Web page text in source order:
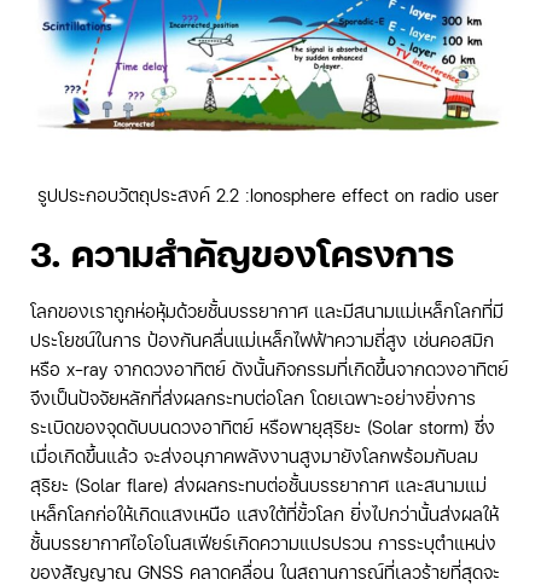
รูปประกอบวัตถุประสงค์ 2.2 :Ionosphere effect on radio user
3. ความสำคัญของโครงการ
โลกของเราถูกห่อหุ้มด้วยชั้นบรรยากาศ และมีสนามแม่เหล็กโลกที่มี
ประโยชน์ในการ ป้องกันคลื่นแม่เหล็กไฟฟ้าความถี่สูง เช่นคอสมิก
หรือ x-ray จากดวงอาทิตย์ ดังนั้นกิจกรรมที่เกิดขึ้นจากดวงอาทิตย์
จึงเป็นปัจจัยหลักที่ส่งผลกระทบต่อโลก โดยเฉพาะอย่างยิ่งการ
ระเบิดของจุดดับบนดวงอาทิตย์ หรือพายุสุริยะ (Solar storm) ซึ่ง
เมื่อเกิดขึ้นแล้ว จะส่งอนุภาคพลังงานสูงมายังโลกพร้อมกับลม
สุริยะ (Solar flare) ส่งผลกระทบต่อชั้นบรรยากาศ และสนามแม่
เหล็กโลกก่อให้เกิดแสงเหนือ แสงใต้ที่ขั้วโลก ยิ่งไปกว่านั้นส่งผลให้
ชั้นบรรยากาศไอโอโนสเฟียร์เกิดความแปรปรวน การระบุตำแหน่ง
ของสัญญาณ GNSS คลาดคลื่อน ในสถานการณ์ที่เลวร้ายที่สุดจะ